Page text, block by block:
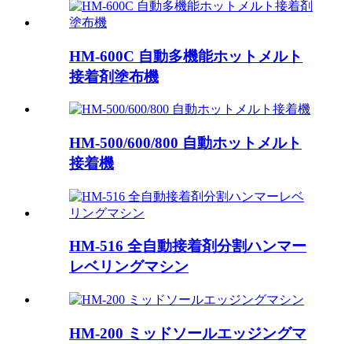
HM-600C 自動多機能ホットメルト
接着剤塗布機
HM-500/600/800 自動ホットメルト
接着機
HM-516 全自動接着剤分割ハンマー
レベリングマシン
HM-200 ミッドソールエッジングマ